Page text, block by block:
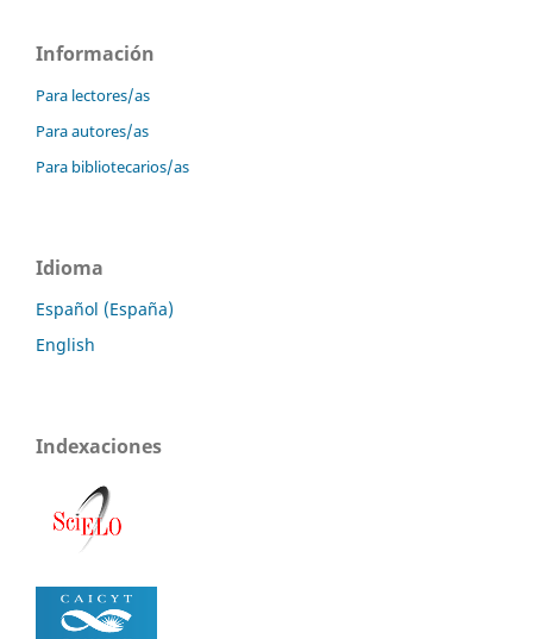
Información
Para lectores/as
Para autores/as
Para bibliotecarios/as
Idioma
Español (España)
English
Indexaciones